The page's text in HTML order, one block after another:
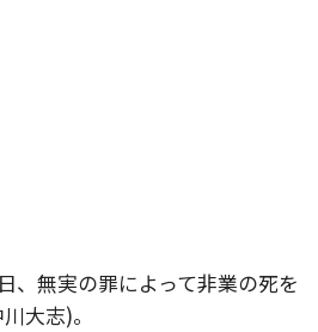
、無実の罪によって非業の死を
大志)。